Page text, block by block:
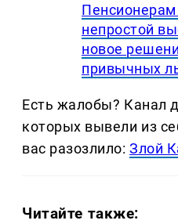
Пенсионерам
непростой
новое
привычных
Есть жалобы? Канал
которых вывели из
вас разозлило:Злой
Читайте также: